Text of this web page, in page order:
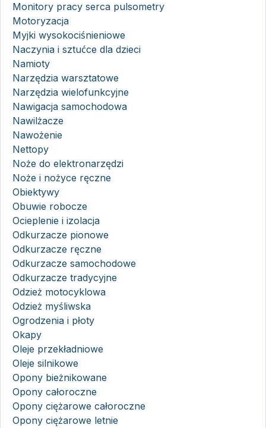
Monitory pracy serca pulsometry
Motoryzacja
Myjki wysokociśnieniowe
Naczynia i sztućce dla dzieci
Namioty
Narzędzia warsztatowe
Narzędzia wielofunkcyjne
Nawigacja samochodowa
Nawilżacze
Nawożenie
Nettopy
Noże do elektronarzędzi
Noże i nożyce ręczne
Obiektywy
Obuwie robocze
Ocieplenie i izolacja
Odkurzacze pionowe
Odkurzacze ręczne
Odkurzacze samochodowe
Odkurzacze tradycyjne
Odzież motocyklowa
Odzież myśliwska
Ogrodzenia i płoty
Okapy
Oleje przekładniowe
Oleje silnikowe
Opony bieżnikowane
Opony całoroczne
Opony ciężarowe całoroczne
Opony ciężarowe letnie